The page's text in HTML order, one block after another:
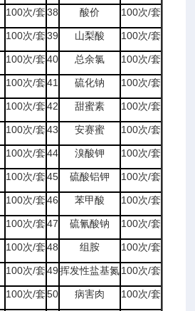
100次/套 38 酸价 100次/套
100次/套 39 山梨酸 100次/套
100次/套 40 总余氯 100次/套
100次/套 41 硫化钠 100次/套
100次/套 42 甜蜜素 100次/套
100次/套 43 安赛蜜 100次/套
100次/套 44 溴酸钾 100次/套
100次/套 45 硫酸铝钾 100次/套
100次/套 46 苯甲酸 100次/套
100次/套 47 硫氰酸钠 100次/套
100次/套 48 组胺 100次/套
100次/套 49 挥发性盐基氮100次/套
100次/套 50 病害肉 100次/套